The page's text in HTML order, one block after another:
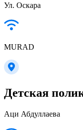
Ул. Оскара
MURAD
Детская
Аци Абдуллаева